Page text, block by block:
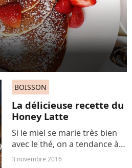
BOISSON
La délicieuse recette du
Honey Latte
Si le miel se marie très bien
avec le thé, on a tendance à
croire qu'il n'a rien à faire
3 novembre 2016